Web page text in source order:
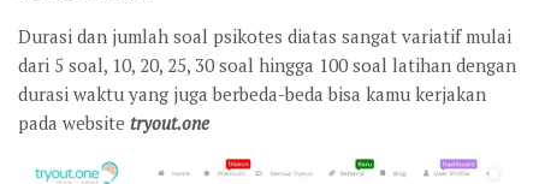
Durasi dan jumlah soal psikotes diatas sangat variatif mulai
dari 5 soal, 10, 20, 25, 30 soal hingga 100 soal latihan dengan
durasi waktu yang juga berbeda-beda bisa kamu kerjakan
pada website tryout.one